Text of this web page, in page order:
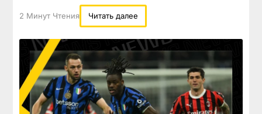
2 Минут Чтения Читать далее